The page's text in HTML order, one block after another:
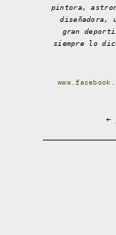
pintora,
diseñadora,
gran
siempre lo
←